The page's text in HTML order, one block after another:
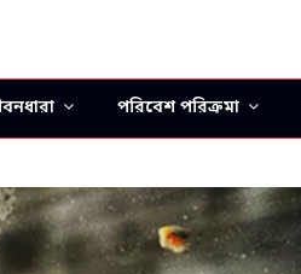
পরিবেশ পরিক্রমা